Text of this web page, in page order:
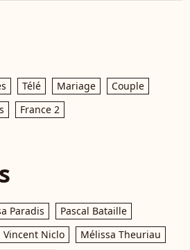
Télé Mariage
Couple
France 2
Paradis
Pascal Bataille
Vincent Niclo
Mélissa Theuriau